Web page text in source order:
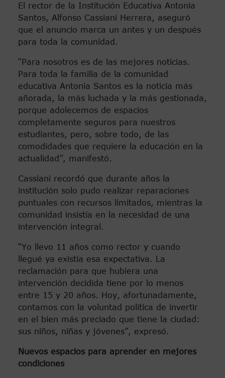
El rector de la Institución Educativa Antonia
Santos, Alfonso Cassiani Herrera, aseguró
que el anuncio marca un antes y un después
para toda la comunidad.
“Para nosotros es de las mejores noticias.
Para toda la familia de la comunidad
educativa Antonia Santos es la noticia más
añorada, la más luchada y la más gestionada,
porque adolecemos de espacios
completamente seguros para nuestros
estudiantes, pero, sobre todo, de las
comodidades que requiere la educación en la
actualidad”, manifestó.
Cassiani recordó que durante años la
institución solo pudo realizar reparaciones
puntuales con recursos limitados, mientras la
comunidad insistía en la necesidad de una
intervención integral.
“Yo llevo 11 años como rector y cuando
llegué ya existía esa expectativa. La
reclamación para que hubiera una
intervención decidida tiene por lo menos
entre 15 y 20 años. Hoy, afortunadamente,
contamos con la voluntad política de invertir
en el bien más preciado que tiene la ciudad:
sus niños, niñas y jóvenes”, expresó.
Nuevos espacios para aprender en mejores
condiciones